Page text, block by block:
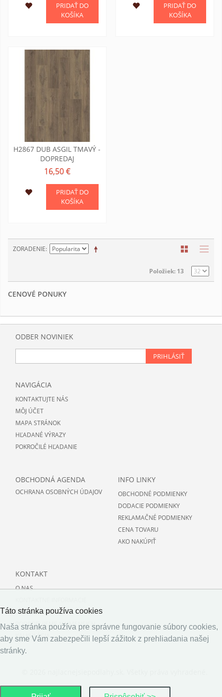
PRIDAŤ DO
KOŠÍKA
PRIDAŤ DO
KOŠÍKA
H2867 DUB ASGIL TMAVÝ -
DOPREDAJ
16,50 €
PRIDAŤ DO
KOŠÍKA
ZORADENIE
Položiek: 13
CENOVÉ PONUKY
ODBER NOVINIEK
PRIHLÁSIŤ
NAVIGÁCIA
KONTAKTUJTE NÁS
MÔJ ÚČET
MAPA STRÁNOK
HĽADANÉ VÝRAZY
POKROČILÉ HĽADANIE
OBCHODNÁ AGENDA
OCHRANA OSOBNÝCH ÚDAJOV
INFO LINKY
OBCHODNÉ PODMIENKY
DODACIE PODMIENKY
REKLAMAČNÉ PODMIENKY
CENA TOVARU
AKO NAKÚPIŤ
KONTAKT
O NAS
O PODLAHACH
PODPORUJEME NAJMENSICH
KALKULÁCIA
Táto stránka používa cookies
Naša stránka používa pre správne fungovanie súbory cookies,
aby sme Vám zabezpečili lepší zážitok z prehliadania našej
stránky.